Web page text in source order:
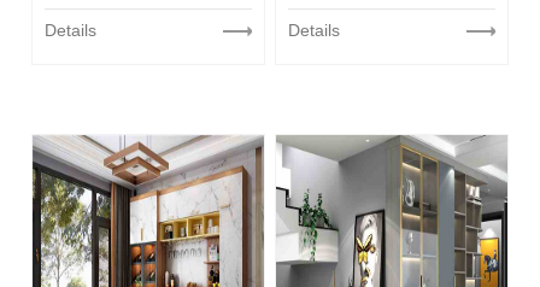
开放厨房
Details 衣柜+卡座
Details